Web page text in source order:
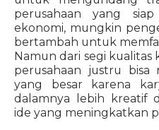
perusahaan yang
ekonomi, mungkin
bertambah untuk
Namun dari segi kualitas
perusahaan justru
yang besar karena
dalamnya lebih kreatif
ide yang meningkatkan